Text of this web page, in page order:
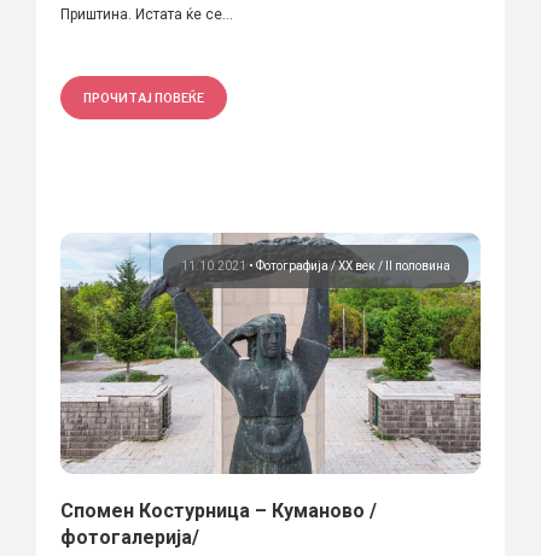
Приштина. Истата ќе се...
ПРОЧИТАЈ ПОВЕЌЕ
11.10.2021 • Фотографија ХХ век / II половина
Спомен Костурница – Куманово /
фотогалерија/